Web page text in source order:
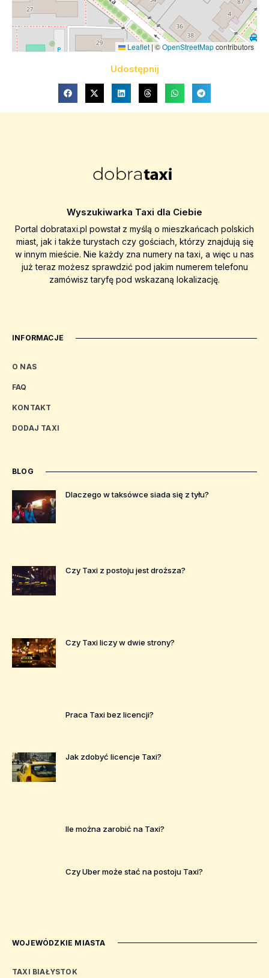
Leaflet | ©OpenStreetMapcontributors
Udostępnij
Wyszukiwarka Taxi dla Ciebie
Portal dobrataxi.pl powstał z myślą o mieszkańcach polskich
miast, jak i także turystach czy gościach, którzy znajdują się
w innym mieście. Nie każdy zna numery na taxi, a więc u nas
już teraz możesz sprawdzić pod jakim numerem telefonu
zamówisz taryfę pod wskazaną lokalizację.
INFORMACJE
O NAS
FAQ
KONTAKT
DODAJ TAXI
BLOG
Dlaczego w taksówce siada się z tyłu?
Czy Taxi z postoju jest droższa?
Czy Taxi liczy w dwie strony?
Praca Taxi bez licencji?
Jak zdobyć licencje Taxi?
Ile można zarobić na Taxi?
Czy Uber może stać na postoju Taxi?
WOJEWÓDZKIE MIASTA
TAXI BIAŁYSTOK